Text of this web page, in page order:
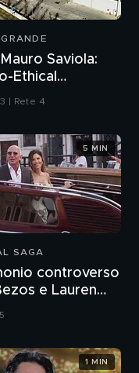
Saviola:
Ethical
| Rete 4
SAGA
controverso
e Lauren
5 MIN
1 MIN